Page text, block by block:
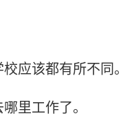
应该都有所不同。
里工作了。